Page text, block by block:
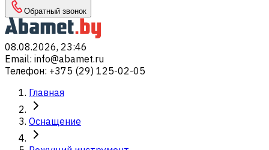
Обратный звонок
08.08.2026, 23:46
Email: info@abamet.ru
Телефон: +375 (29) 125-02-05
Главная
Оснащение